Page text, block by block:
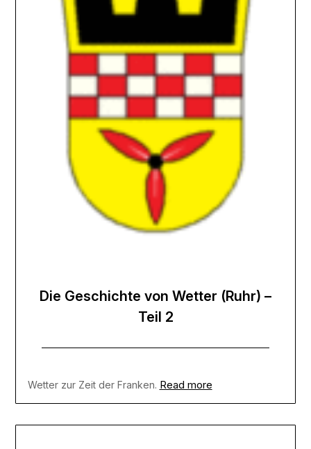
Die Geschichte von Wetter (Ruhr) –
Teil 2
Wetter zur Zeit der Franken. Read more